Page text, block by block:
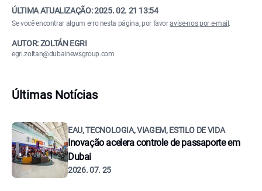
ÚLTIMA ATUALIZAÇÃO:2025. 02. 21 13:54
Se você encontrar algum erro nesta página, por favoravise-nos por e-mail .
AUTOR: ZOLTÁN EGRI
egri.zoltan@dubainewsgroup.com
Últimas Notícias
EAU, TECNOLOGIA, VIAGEM, ESTILO DE VIDA
Inovação acelera controle de passaporte em
Dubai
2026. 07. 25